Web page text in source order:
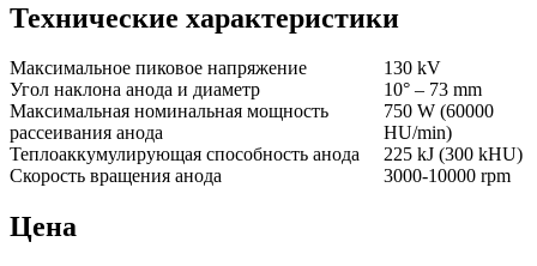
Технические характеристики
Максимальное пиковое напряжение
130 kV
Угол наклона анода и диаметр
10° – 73 mm
Максимальная номинальная мощность
рассеивания анода
750 W (60000
HU/min)
Теплоаккумулирующая способность анода
225 kJ (300 kHU)
Скорость вращения анода
3000-10000 rpm
Цена